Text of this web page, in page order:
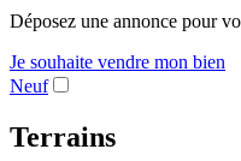
Déposez une annonce pour
Je souhaite vendre mon bien
Neuf
Terrains